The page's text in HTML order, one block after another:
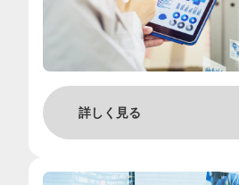
役員人事内定のお知らせ
詳しく見る